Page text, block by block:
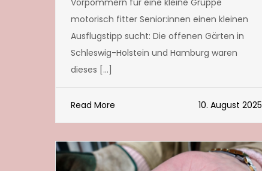
motorisch fitter Senior:innen einen kleinen
Ausflugstipp sucht: Die offenen Gärten in
Schleswig-Holstein und Hamburg waren
dieses […]
Read More 10. August 2025